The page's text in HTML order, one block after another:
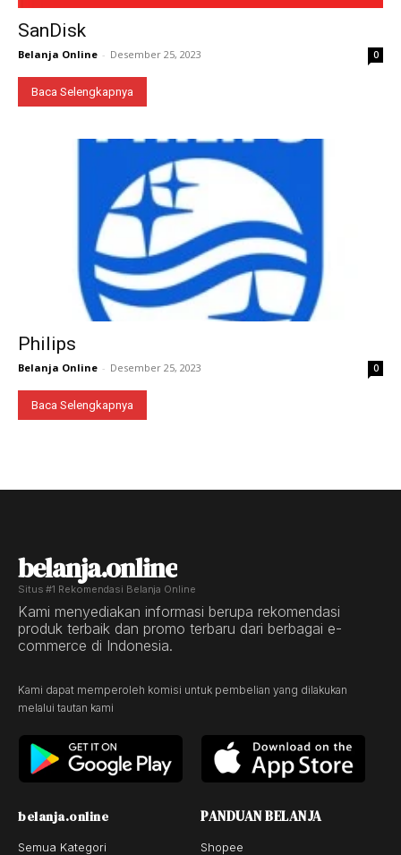
SanDisk
Belanja Online - Desember 25, 2023 0
Baca Selengkapnya
Philips
Belanja Online - Desember 25, 2023 0
Baca Selengkapnya
belanja.online
Situs #1 Rekomendasi Belanja Online
Kami menyediakan informasi berupa rekomendasi
produk terbaik dan promo terbaru dari berbagai e-
commerce di Indonesia.
Kami dapat memperoleh komisi untuk pembelian yang dilakukan
melalui tautan kami
belanja.online
Semua Kategori
PANDUAN BELANJA
Shopee